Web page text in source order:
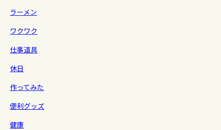
ラーメン
ワクワク
仕事道具
休日
作ってみた
便利グッズ
健康